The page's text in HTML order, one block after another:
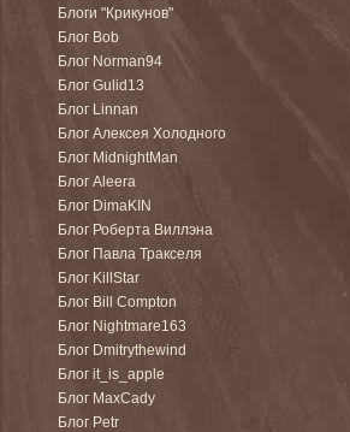
Блоги "Крикунов"
Блог Bob
Блог Norman94
Блог Gulid13
Блог Linnan
Блог Алексея Холодного
Блог MidnightMan
Блог Aleera
Блог DimaKIN
Блог Роберта Виллэна
Блог Павла Тракселя
Блог KillStar
Блог Bill Compton
Блог Nightmare163
Блог Dmitrythewind
Блог it_is_apple
Блог MaxCady
Блог Petr